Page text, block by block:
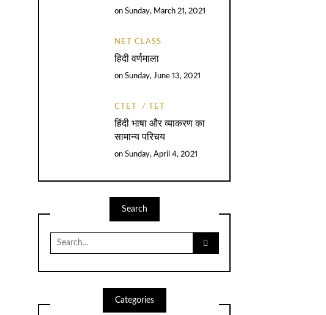
on Sunday, March 21, 2021
NET CLASS
हिदी वर्णमाला
on Sunday, June 13, 2021
CTET TET
हिंदी भाषा और व्याकरण का
सामान्य परिचय
on Sunday, April 4, 2021
Search
Search
for:
Categories